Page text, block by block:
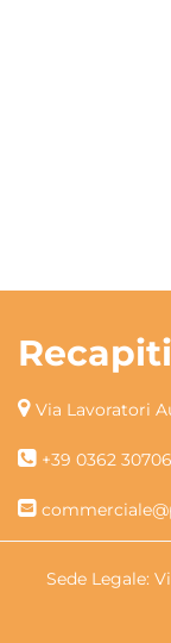
Recapiti
Via Lavoratori
+39 0362
Sede Legale: